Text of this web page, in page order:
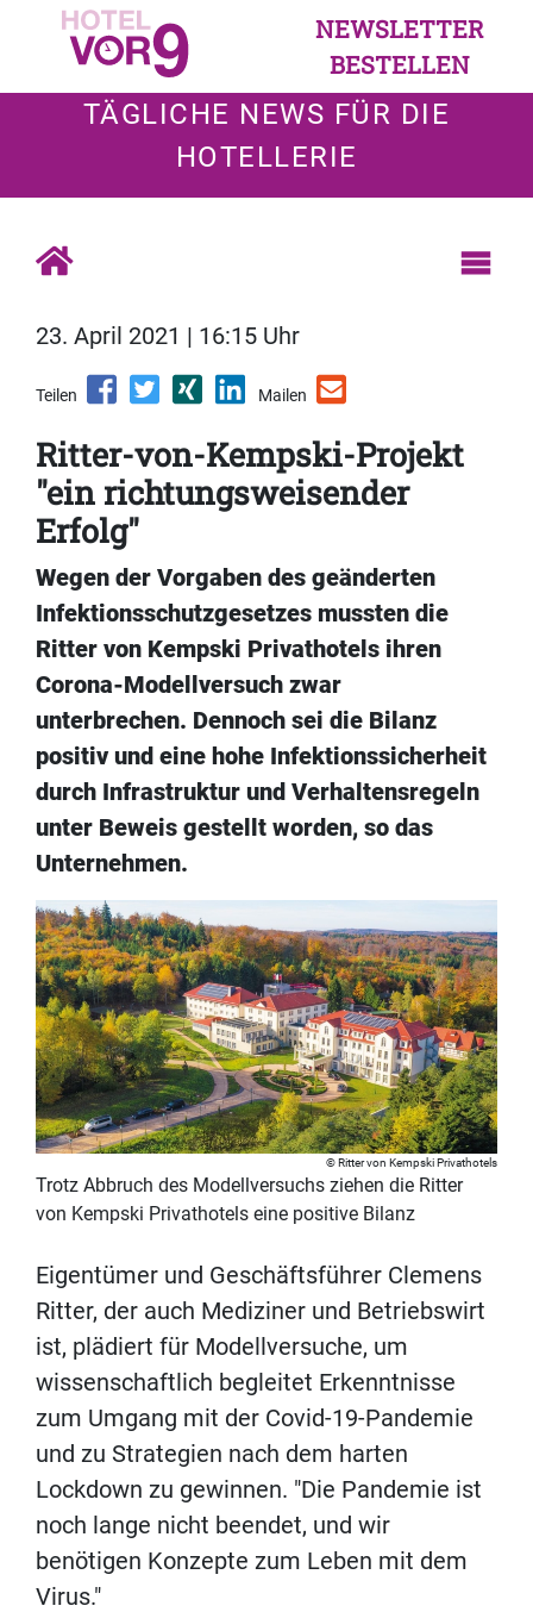
NEWSLETTER
BESTELLEN
TÄGLICHE NEWS FÜR DIE
HOTELLERIE
23. April 2021 | 16:15 Uhr
Teilen Mailen
Ritter-von-Kempski-Projekt
"ein richtungsweisender
Erfolg"
Wegen der Vorgaben des geänderten
Infektionsschutzgesetzes mussten die
Ritter von Kempski Privathotels ihren
Corona-Modellversuch zwar
unterbrechen. Dennoch sei die Bilanz
positiv und eine hohe Infektionssicherheit
durch Infrastruktur und Verhaltensregeln
unter Beweis gestellt worden, so das
Unternehmen.
Ritter von Kempski Privathotels
Trotz Abbruch des Modellversuchs ziehen die Ritter
von Kempski Privathotels eine positive Bilanz
Eigentümer und Geschäftsführer Clemens
Ritter, der auch Mediziner und Betriebswirt
ist, plädiert für Modellversuche, um
wissenschaftlich begleitet Erkenntnisse
zum Umgang mit der Covid-19-Pandemie
und zu Strategien nach dem harten
Lockdown zu gewinnen. "Die Pandemie ist
noch lange nicht beendet, und wir
benötigen Konzepte zum Leben mit dem
Virus."